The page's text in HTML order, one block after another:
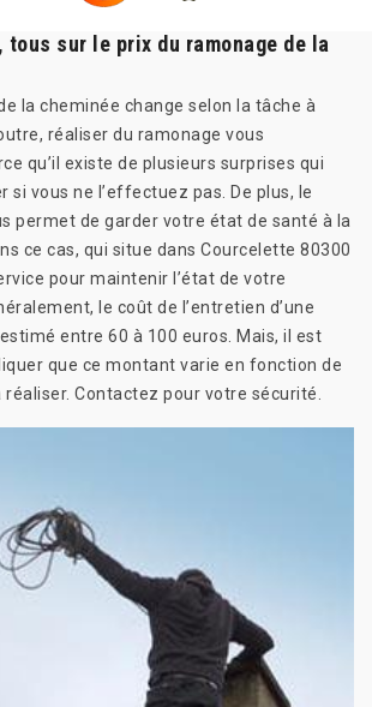
sur le prix du ramonage de la
la cheminée change selon la tâche à
réaliser du ramonage vous
qu’il existe de plusieurs surprises qui
si vous ne l’effectuez pas. De plus, le
permet de garder votre état de santé à la
ce cas, qui situe dans Courcelette 80300
pour maintenir l’état de votre
le coût de l’entretien d’une
entre 60 à 100 euros. Mais, il est
que ce montant varie en fonction de
réaliser. Contactez pour votre sécurité.